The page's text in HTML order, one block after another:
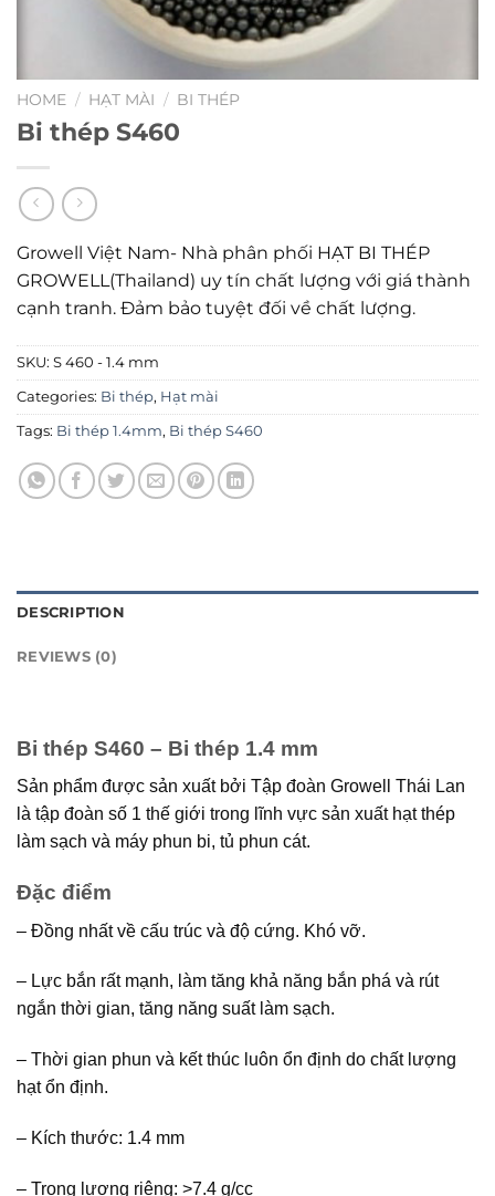
HOME / HẠT MÀI / BI THÉP
Bi thép S460
Growell Việt Nam- Nhà phân phối HẠT BI THÉP
GROWELL(Thailand) uy tín chất lượng với giá thành
cạnh tranh. Đảm bảo tuyệt đối về chất lượng.
SKU: S 460 - 1.4 mm
Categories: Bi thép, Hạt mài
Tags: Bi thép 1.4mm, Bi thép S460
DESCRIPTION
REVIEWS (0)
Bi thép S460 – Bi thép 1.4 mm
Sản phẩm được sản xuất bởi Tập đoàn Growell Thái Lan
là tập đoàn số 1 thế giới trong lĩnh vực sản xuất hạt thép
làm sạch và máy phun bi, tủ phun cát.
Đặc điểm
– Đồng nhất về cấu trúc và độ cứng. Khó vỡ.
– Lực bắn rất mạnh, làm tăng khả năng bắn phá và rút
ngắn thời gian, tăng năng suất làm sạch.
– Thời gian phun và kết thúc luôn ổn định do chất lượng
hạt ổn định.
– Kích thước: 1.4 mm
– Trọng lượng riêng: >7.4 g/cc